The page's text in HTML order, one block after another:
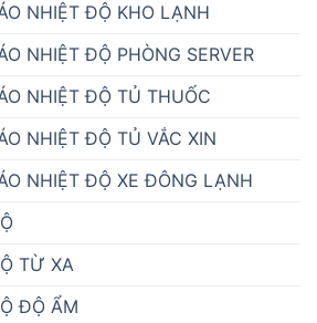
NHIỆT ĐỘ KHO LẠNH
NHIỆT ĐỘ PHÒNG SERVER
NHIỆT ĐỘ TỦ THUỐC
NHIỆT ĐỘ TỦ VẮC XIN
NHIỆT ĐỘ XE ĐÔNG LẠNH
TỪ XA
ĐỘ ẨM